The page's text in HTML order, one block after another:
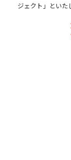
ジェクト」といた